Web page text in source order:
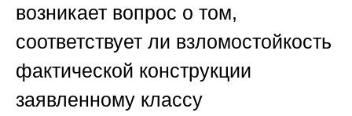
возникает вопрос о том,
соответствует ли взломостойкость
фактической конструкции
заявленному классу